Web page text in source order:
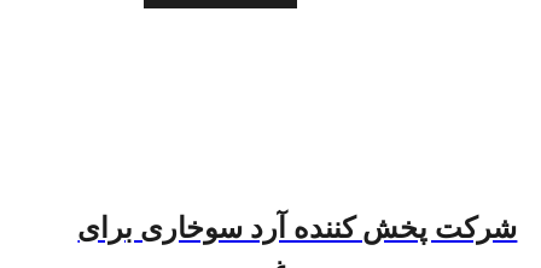
شرکت پخش کننده آرد سوخاری برای